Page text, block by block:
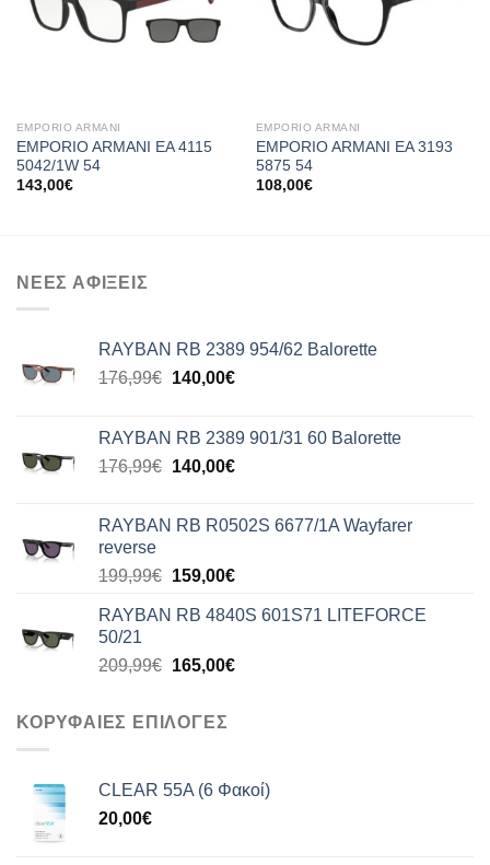
EMPORIO ARMANI
EMPORIO ARMANI EA 4115
5042/1W 54
143,00€
EMPORIO ARMANI
EMPORIO ARMANI EA 3193
5875 54
108,00€
ΝΕΕΣ ΑΦΙΞΕΙΣ
RAYBAN RB 2389 954/62 Balorette
176,99€ Original
176,99€.
140,00€Η
είναι:
140,00€.
RAYBAN RB 2389 901/31 60 Balorette
176,99€ Original
176,99€.
140,00€Η
είναι:
RAYBAN RB R0502S 6677/1A Wayfarer
reverse
199,99€ Original
was:
159,00€Η
τιμή
159,00€.
RAYBAN RB 4840S 601S71 LITEFORCE
50/21
209,99€ Original
209,99€.
165,00€Η
ΚΟΡΥΦΑΙΕΣ ΕΠΙΛΟΓΕΣ
CLEAR 55A (6 Φακοί)
20,00€